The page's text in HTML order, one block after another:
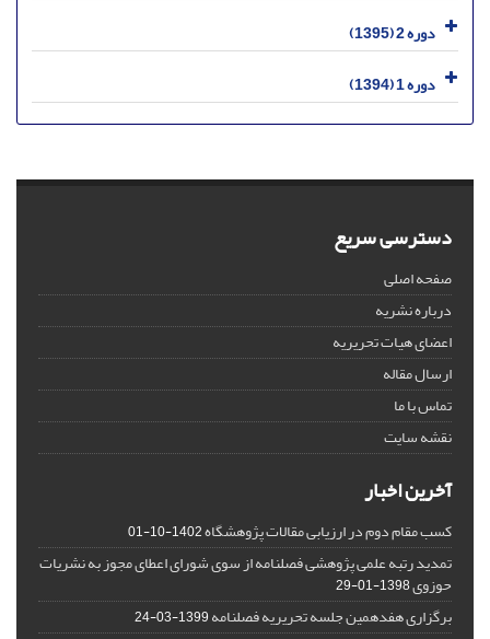
دوره 2 (1395)
دوره 1 (1394)
دسترسی سریع
صفحه اصلی
درباره نشریه
اعضای هیات تحریریه
ارسال مقاله
تماس با ما
نقشه سایت
آخرین اخبار
کسب مقام دوم در ارزیابی مقالات پژوهشگاه1402-10-01
تمدید رتبه علمی پژوهشی فصلنامه از سوی شورای اعطای مجوز به نشریات
حوزوی1398-01-29
برگزاری هفدهمین جلسه تحریریه فصلنامه1399-03-24